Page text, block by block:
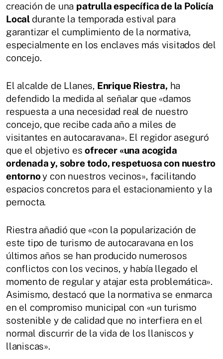
creación de una patrulla específica de la Policía
Local durante la temporada estival para
garantizar el cumplimiento de la normativa,
especialmente en los enclaves más visitados del
concejo.
El alcalde de Llanes, Enrique Riestra, ha
defendido la medida al señalar que «damos
respuesta a una necesidad real de nuestro
concejo, que recibe cada año a miles de
visitantes en autocaravana». El regidor aseguró
que el objetivo esofrecer «una acogida
ordenada y, sobre todo, respetuosa con nuestro
entornoy con nuestros vecinos», facilitando
espacios concretos para el estacionamiento y la
pernocta.
Riestra añadió que «con la popularización de
este tipo de turismo de autocaravana en los
últimos años se han producido numerosos
conflictos con los vecinos, y había llegado el
momento de regular y atajar esta problemática».
Asimismo, destacó que la normativa se enmarca
en el compromiso municipal con «un turismo
sostenible y de calidad que no interfiera en el
normal discurrir de la vida de los llaniscos y
llaniscas».